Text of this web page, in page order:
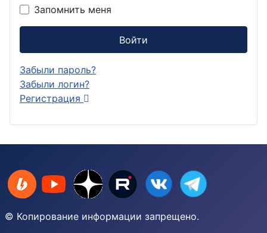
Запомнить меня
Войти
Забыли пароль?
Забыли логин?
Регистрация
© Копирование информации запрещено.